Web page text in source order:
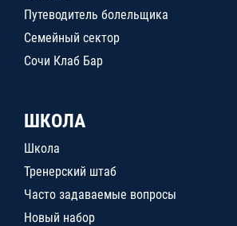
Путеводитель болельщика
Семейный сектор
Сочи Клаб Бар
ШКОЛА
Школа
Тренерский штаб
Часто задаваемые вопросы
Новый набор